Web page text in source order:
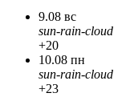
9.08 вс
sun-rain-cloud
+20
10.08 пн
sun-rain-cloud
+23